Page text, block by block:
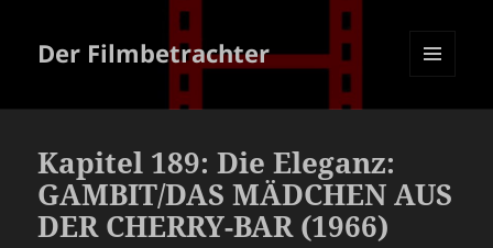
Der Filmbetrachter
Kapitel 189: Die Eleganz:
GAMBIT/DAS MÄDCHEN AUS
DER CHERRY-BAR (1966)